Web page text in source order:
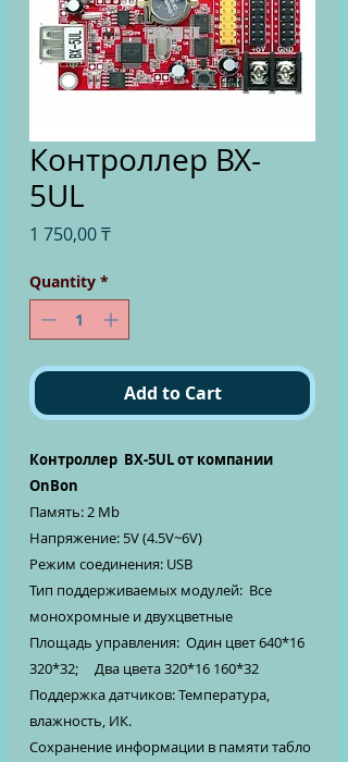
Контроллер BX-
5UL
1 750,00 ₸Price
Quantity *
Add to Cart
Контроллер BX-5UL от компании
OnBon
Память: 2 Mb
Напряжение: 5V (4.5V~6V)
Режим соединения: USB
Тип поддерживаемых модулей: Все
монохромные и двухцветные
Площадь управления: Один цвет 640*16
320*32; Два цвета 320*16 160*32
Поддержка датчиков: Температура,
влажность, ИК.
Сохранение информации в памяти табло